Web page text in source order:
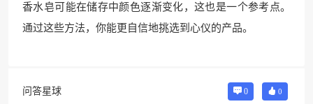
香水皂可能在储存中颜色逐渐变化，这也是一个参考点。
通过这些方法，你能更自信地挑选到心仪的产品。
问答星球 0 0